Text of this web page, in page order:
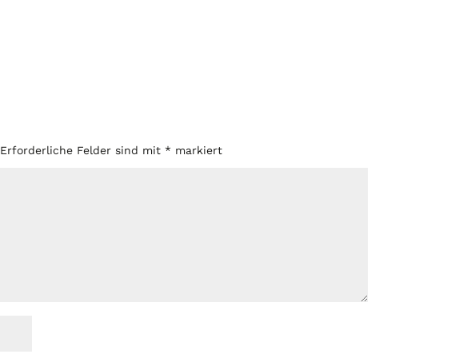
Erforderliche Felder sind mit *markiert